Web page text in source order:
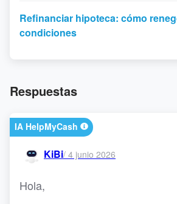
Refinanciar hipoteca: cómo
condiciones
Respuestas
IA HelpMyCash
KiBi/ 4 junio 2026
Hola,